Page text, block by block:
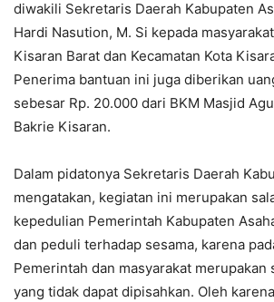
diwakili Sekretaris Daerah Kabupaten
Hardi Nasution, M. Si kepada
Kisaran Barat dan Kecamatan Kota
Penerima bantuan ini juga diberikan
sebesar Rp. 20.000 dari BKM Masjid
Bakrie Kisaran.
Dalam pidatonya Sekretaris Daerah
mengatakan, kegiatan ini merupakan
kepedulian Pemerintah Kabupaten
dan peduli terhadap sesama, karena
Pemerintah dan masyarakat merupakan
yang tidak dapat dipisahkan. Oleh